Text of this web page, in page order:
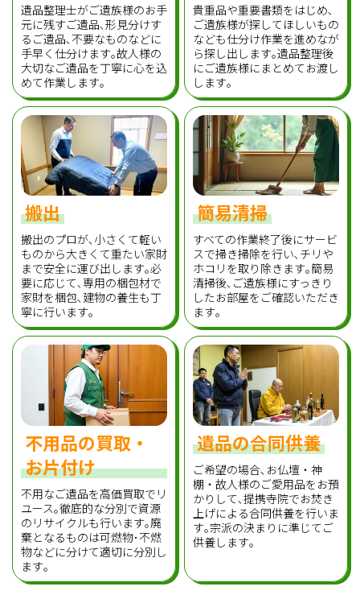
遺品整理士がご遺族様のお手
元に残すご遺品､形見分けす
るご遺品､不要なものなどに
手早く仕分けます｡故人様の
大切なご遺品を丁寧に心を込
めて作業します｡
貴重品や重要書類をはじめ､
ご遺族様が探してほしいもの
なども仕分け作業を進めなが
ら探し出します｡遺品整理後
にご遺族様にまとめてお渡し
します｡
搬出
搬出のプロが､小さくて軽い
ものから大きくて重たい家財
まで安全に運び出します｡必
要に応じて､専用の梱包材で
家財を梱包､建物の養生も丁
寧に行います｡
簡易清掃
すべての作業終了後にサービ
スで掃き掃除を行い､チリや
ホコリを取り除きます｡簡易
清掃後､ご遺族様にすっきり
したお部屋をご確認いただき
ます｡
不用品の買取・
お片付け
不用なご遺品を高価買取でリ
ユース｡徹底的な分別で資源
のリサイクルも行います｡廃
棄となるものは可燃物･不燃
物などに分けて適切に分別し
ます｡
遺品の合同供養
ご希望の場合､お仏壇・神
棚・故人様のご愛用品をお預
かりして､提携寺院でお焚き
上げによる合同供養を行いま
す｡宗派の決まりに準じてご
供養します｡